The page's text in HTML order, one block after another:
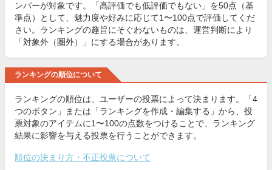
ンバーが対象です。「高評価でも低評価でもない」を50点（基
準点）として、魅力度や好みに応じて1〜100点で評価してくだ
さい。ランキングの趣旨にそぐわないものは、運営判断により
「対象外（圏外）」にする場合があります。
ランキングの順位について
ランキングの順位は、ユーザーの投票によって決まります。「4
つのボタン」または「ランキングを作成・編集する」から、投
票対象のアイテムに1〜100の点数をつけることで、ランキング
結果に影響を与える投票を行うことができます。
順位の決まり方・不正投票について